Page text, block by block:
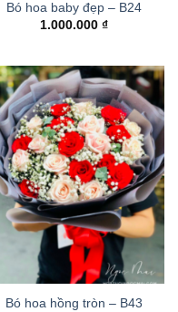
Bó hoa baby đẹp – B24
1.000.000 ₫
Bó hoa hồng tròn – B43